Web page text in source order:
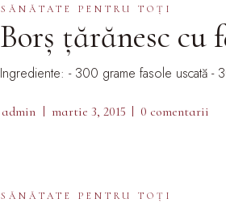
SĂNĂTATE PENTRU TOȚI
Borș țărănesc cu
Ingrediente: - 300 grame fasole uscată -
admin martie 3, 2015 0 comentarii
SĂNĂTATE PENTRU TOȚI